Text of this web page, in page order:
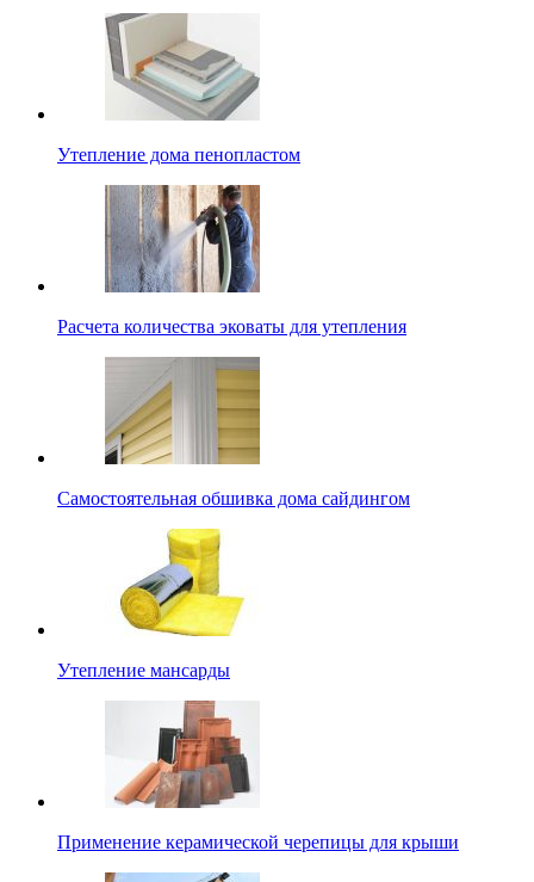
Утепление дома пенопластом
Расчета количества эковаты для утепления
Самостоятельная обшивка дома сайдингом
Утепление мансарды
Применение керамической черепицы для крыши